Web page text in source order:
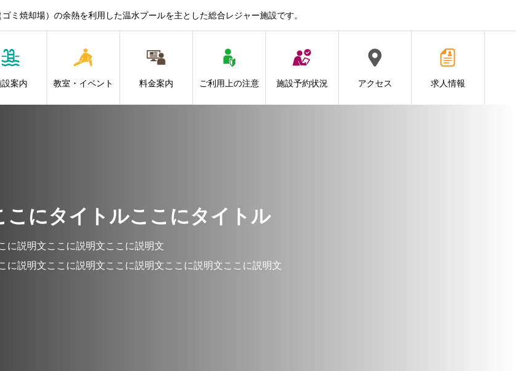
ミ焼却場）の余熱を利用した温水プールを主とした総合レジャー施設です。
設案内 教室・イベント 料金案内 ご利用上の注意 施設予約状況 アクセス 求人情報
こにタイトルここにタイトル
に説明文ここに説明文ここに説明文
に説明文ここに説明文ここに説明文ここに説明文ここに説明文